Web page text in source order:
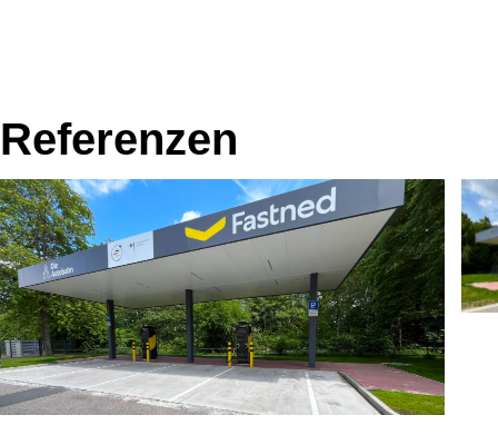
Referenzen